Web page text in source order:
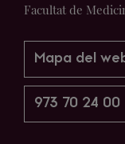
Facultat de
Mapa del
973 70 24 00